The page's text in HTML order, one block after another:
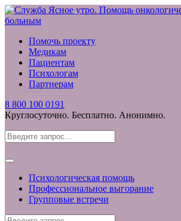
Помочь проекту
Медикам
Пациентам
Психологам
Партнерам
8 800 100 0191
Круглосуточно. Бесплатно. Анонимно.
Психологическая помощь
Профессиональное выгорание
Групповые встречи